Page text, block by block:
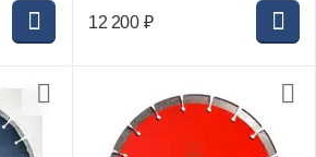
12 200 ₽